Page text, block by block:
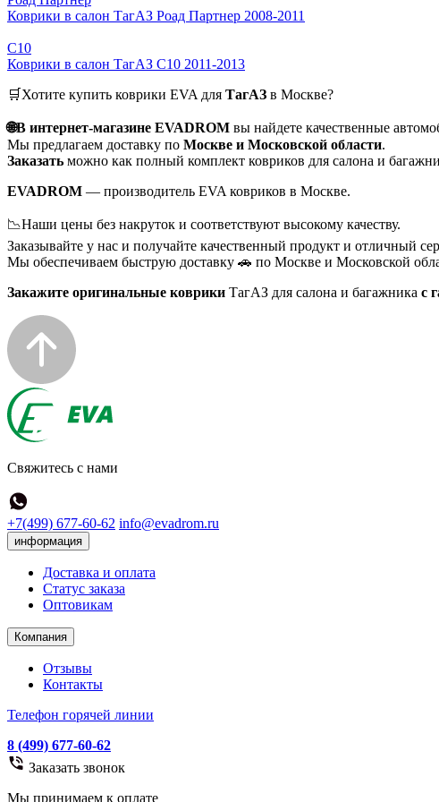
Коврики в салон ТагАЗ Роад Партнер 2008-2011
С10
Коврики в салон ТагАЗ С10 2011-2013
🛒Хотите купить коврики EVA для ТагАЗ в Москве?
🌐В интернет-магазине EVADROM вы найдете качественные
Мы предлагаем доставку по Москве и Московской области.
Заказать можно как полный комплект ковриков для салона и
EVADROM — производитель EVA ковриков в Москве.
📉Наши цены без накруток и соответствуют высокому качеству.
Заказывайте у нас и получайте качественный продукт и отличный
Мы обеспечиваем быструю доставку 🚗 по Москве и Московской
Закажите оригинальные коврики ТагАЗ для салона и багажника с
Свяжитесь с нами
+7(499) 677-60-62 info@evadrom.ru
информация
Доставка и оплата
Статус заказа
Оптовикам
Компания
Отзывы
Контакты
Телефон горячей линии
8 (499) 677-60-62
Заказать звонок
Мы принимаем к оплате